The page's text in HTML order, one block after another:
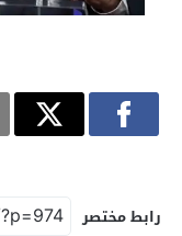
رابط مختصر